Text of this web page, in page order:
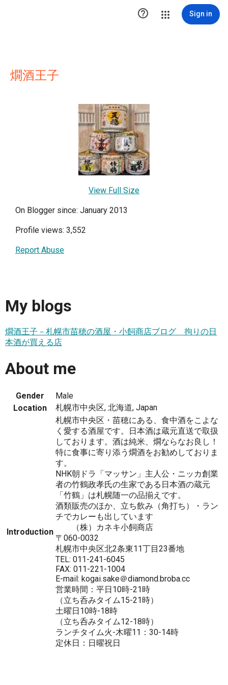
 Sign in
燗酒王子
View Full Size
On Blogger since: January 2013
Profile views: 3,552
Report Abuse
My blogs
燗酒王子－札幌市苗穂の酒屋・小飼商店ブログ 拘りの日
本酒が買える店
About me
Gender
Male
Location
札幌市中央区, 北海道, Japan
Introduction
札幌市中央区・苗穂にある、食中酒をこよな
く愛する酒屋です。日本酒は蔵元直送で取扱
しております。酒は純米、燗ならなお良し！
特に食事に寄り添う燗酒をお勧めしておりま
す。
NHK朝ドラ「マッサン」主人公・ニッカ創業
者の竹鶴政孝氏の生家である日本酒の蔵元
「竹鶴」は札幌随一の品揃えです。
酒類販売のほか、立ち飲み（角打ち）・ラン
チでカレーも出しています
（株）カネキ小飼商店
〒060-0032
札幌市中央区北2条東11丁目23番地
TEL: 011-241-6045
FAX: 011-221-1004
E-mail: kogai.sake＠diamond.broba.cc
営業時間：平日10時-21時
（立ち呑みタイム15-21時）
土曜日10時-18時
（立ち呑みタイム12-18時）
ランチタイム火-木曜11：30-14時
定休日：日曜祝日